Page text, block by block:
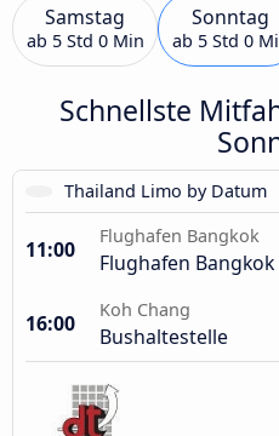
Samstag
ab 5 Std 0 Min
Sonntag
ab 5 Std 0
Schnellste
Thailand Limo by Datum
11:00
Flughafen Bangkok
Flughafen
16:00
Koh Chang
Bushaltestelle